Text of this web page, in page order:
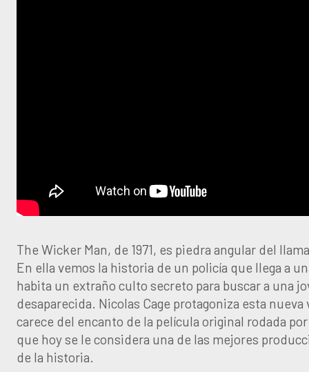
The Wicker Man, de 1971, es piedra angular del
En ella vemos la historia de un policía que llega a
habita un extraño culto secreto para buscar a una
desaparecida. Nicolas Cage protagoniza esta
carece del encanto de la película original rodada
que hoy se le considera una de las mejores
de la historia.